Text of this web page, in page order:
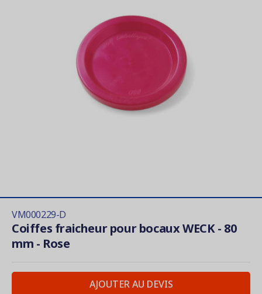
VM000229-D
Coiffes fraicheur pour bocaux WECK - 80
mm - Rose
AJOUTER AU DEVIS